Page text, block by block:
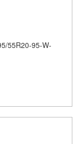
55R20-95-W-